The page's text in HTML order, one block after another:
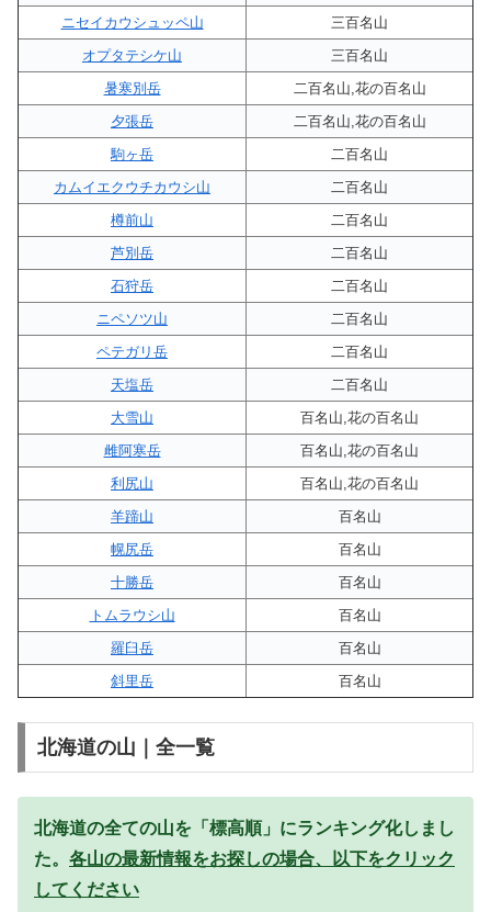
ニセイカウシュッペ山
三百名山
オプタテシケ山
三百名山
暑寒別岳
二百名山,花の百名山
夕張岳
二百名山,花の百名山
駒ヶ岳
二百名山
カムイエクウチカウシ山
二百名山
樽前山
二百名山
芦別岳
二百名山
石狩岳
二百名山
ニペソツ山
二百名山
ペテガリ岳
二百名山
天塩岳
二百名山
大雪山
百名山,花の百名山
雌阿寒岳
百名山,花の百名山
利尻山
百名山,花の百名山
羊蹄山
百名山
幌尻岳
百名山
十勝岳
百名山
トムラウシ山
百名山
羅臼岳
百名山
斜里岳
百名山
北海道の山｜全一覧
北海道の全ての山を「標高順」にランキング化しまし
た。 各山の最新情報をお探しの場合、以下をクリック
してください